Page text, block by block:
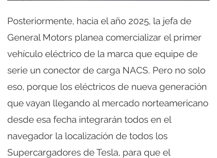
Posteriormente, hacia el año 2025, la jefa de
General Motors planea comercializar el primer
vehículo eléctrico de la marca que equipe de
serie un conector de carga NACS. Pero no solo
eso, porque los eléctricos de nueva generación
que vayan llegando al mercado norteamericano
desde esa fecha integrarán todos en el
navegador la localización de todos los
Supercargadores de Tesla, para que el